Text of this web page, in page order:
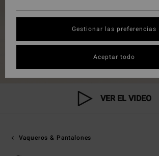
VER EL VIDEO
Vaqueros & Pantalones
Gestionar las preferencias
Aceptar todo